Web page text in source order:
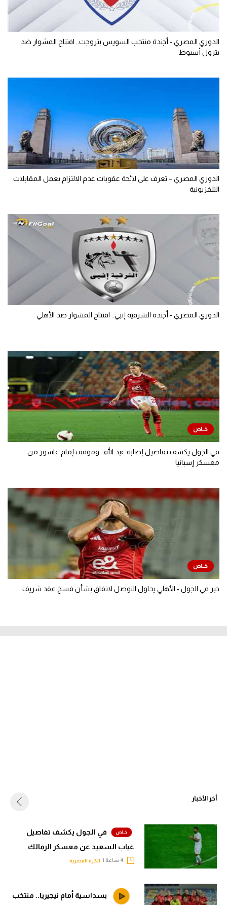
الدوري المصري - أجندة منتخب السويس بتروجت.. افتتاح المشوار ضد
بترول أسيوط
الدوري المصري – تعرف على لائحة عقوبات عدم الالتزام بعمل المقابلات
التلفزيونية
الدوري المصري - أجندة الشرقية إنبي.. افتتاح المشوار ضد الأهلي
في الجول يكشف تفاصيل إصابة عبد الله.. وموقف إمام عاشور من
معسكر إسبانيا
خبر في الجول - الأهلي يحاول التوصل لاتفاق بشأن فسخ عقد شريف
أخر الأخبار
في الجول يكشف تفاصيل
غياب السعيد عن معسكر الزمالك
الكرة المصرية
بسداسية أمام نيجيريا.. منتخب